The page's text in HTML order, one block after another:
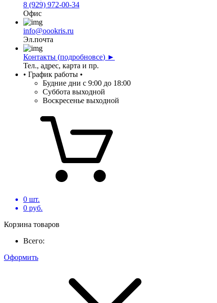
8 (929) 972-00-34
Офис
info@oookris.ru
Эл.почта
Контакты (подробновсе) ►
Тел., адрес, карта и пр.
• График работы •
Будние дни с 9:00 до 18:00
Суббота выходной
Воскресенье выходной
0 шт.
0 руб.
Корзина товаров
Всего:
Оформить